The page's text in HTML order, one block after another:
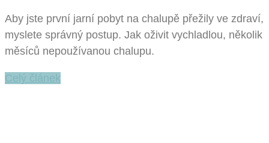
Aby jste první jarní pobyt na chalupě přežily ve zdraví,
myslete správný postup. Jak oživit vychladlou, několik
měsíců nepoužívanou chalupu.
Celý článek